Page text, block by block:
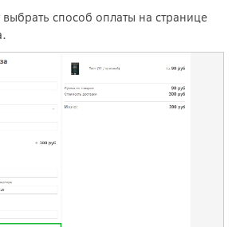
способ оплаты на странице